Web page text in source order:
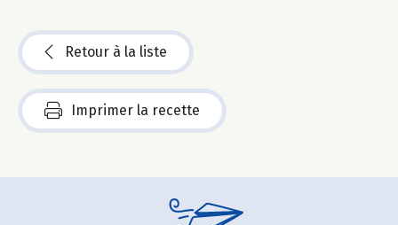
Retour à la liste
Imprimer la recette